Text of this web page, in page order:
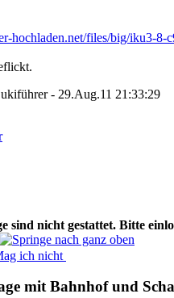
- 29.Aug.11 21:33:29
sind nicht gestattet. Bitte
ich nicht
mit Bahnhof und